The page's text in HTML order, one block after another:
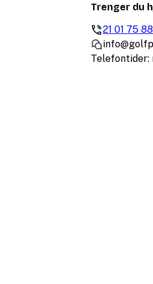
Trenger du
21 01 75 88
Telefontider: